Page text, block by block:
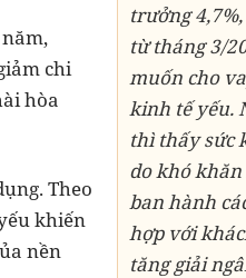
trưởng
từ tháng 3/
muốn cho
kinh tế yếu.
thì thấy sức
do khó khăn
ban hành
hợp với
tăng giải
chi
hòa
Theo
khiến
nền